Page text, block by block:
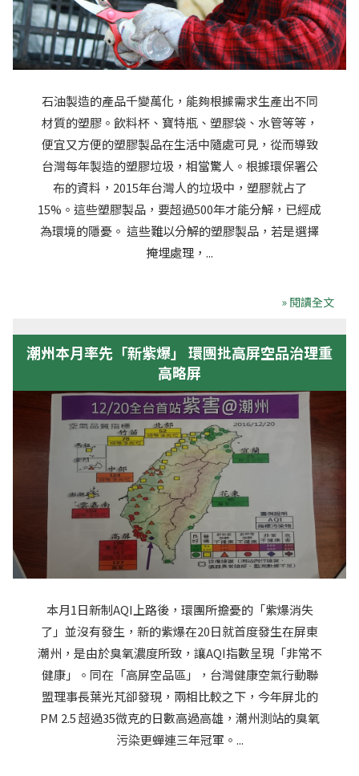
石油製造的產品千變萬化，能夠根據需求生產出不同
材質的塑膠。飲料杯、寶特瓶、塑膠袋、水管等等，
便宜又方便的塑膠製品在生活中隨處可見，從而導致
台灣每年製造的塑膠垃圾，相當驚人。根據環保署公
布的資料，2015年台灣人的垃圾中，塑膠就占了
15%。這些塑膠製品，要超過500年才能分解，已經成
為環境的隱憂。 這些難以分解的塑膠製品，若是選擇
掩埋處理，...
» 閱讀全文
潮州本月率先「新紫爆」 環團批高屏空品治理重
高略屏
本月1日新制AQI上路後，環團所擔憂的「紫爆消失
了」並沒有發生，新的紫爆在20日就首度發生在屏東
潮州，是由於臭氧濃度所致，讓AQI指數呈現「非常不
健康」。同在「高屏空品區」，台灣健康空氣行動聯
盟理事長葉光芃卻發現，兩相比較之下，今年屏北的
PM 2.5 超過35微克的日數高過高雄，潮州測站的臭氧
污染更蟬連三年冠軍。...